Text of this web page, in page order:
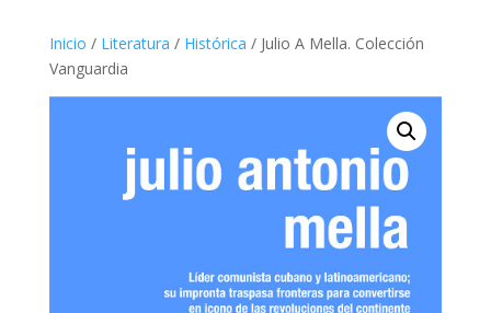
Inicio / Literatura / Histórica / Julio A Mella. Colección
Vanguardia